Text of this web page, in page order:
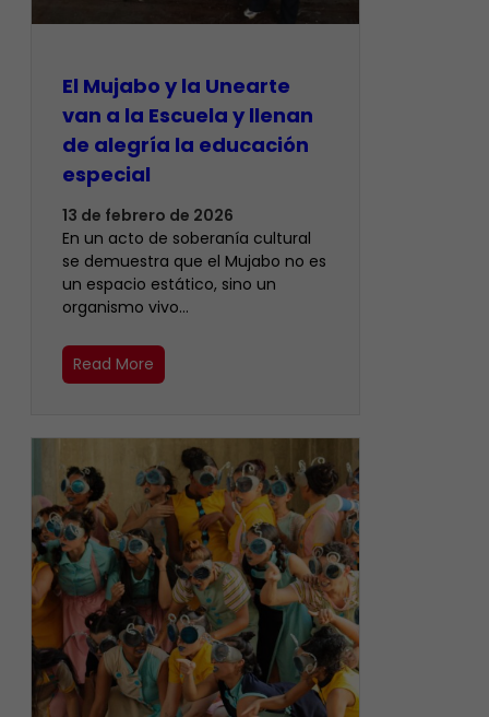
El Mujabo y la Unearte
van a la Escuela y llenan
de alegría la educación
especial
13 de febrero de 2026
En un acto de soberanía cultural
se demuestra que el Mujabo no es
un espacio estático, sino un
organismo vivo…
Read More